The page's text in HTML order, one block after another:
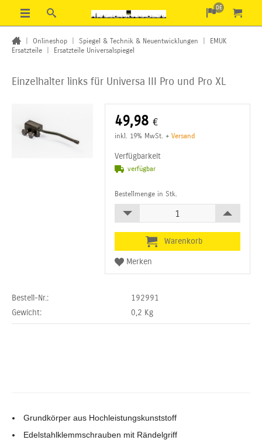
DE
Onlineshop Spiegel & Technik & Neuentwicklungen
EMUK
Ersatzteile
Ersatzteile Universalspiegel
Einzelhalter links für Universa III Pro und Pro XL
Bestell-Nr.:
192991
Gewicht:
0,2 Kg
49,98 €
inkl. 19% MwSt. +Versand
Verfügbarkeit
verfügbar
Bestellmenge in Stk.
Grundkörper aus Hochleistungskunststoff
Edelstahlklemmschrauben mit Rändelgriff